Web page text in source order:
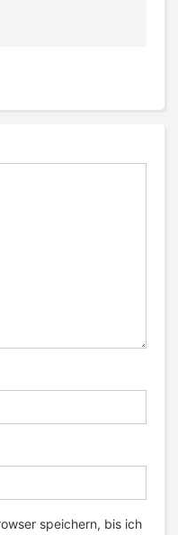
speichern, bis ich